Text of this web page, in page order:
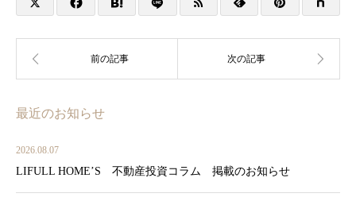
最近のお知らせ
2026.08.07
LIFULL HOME’S 不動産投資コラム 掲載のお知らせ